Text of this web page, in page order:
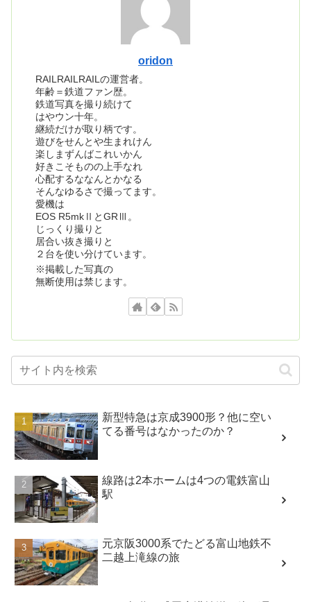
oridon
RAILRAILRAILの運営者。
年齢＝鉄道ファン歴。
鉄道写真を撮り続けて
はやウン十年。
継続だけが取り柄です。
遊びをせんとや生まれけん
楽しまずんばこれいかん
好きこそものの上手なれ
心配するななんとかなる
そんなゆるさで撮ってます。
愛機は
EOS R5mkⅡとGRⅢ。
じっくり撮りと
居合い抜き撮りと
２台を使い分けています。
※掲載した写真の
無断使用は禁じます。
新型特急は京成3900形？他に空い
てる番号はなかったのか？
線路は2本ホームは4つの電鉄富山
駅
元京阪3000系でたどる富山地鉄不
二越上滝線の旅